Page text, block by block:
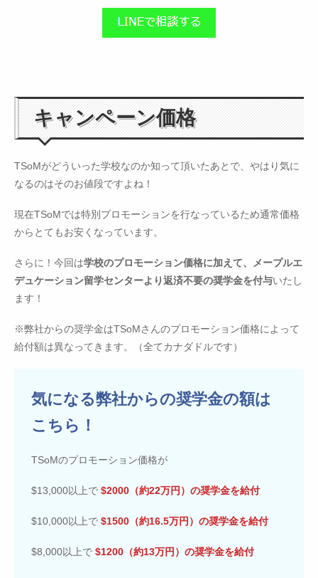
キャンペーン価格
TSoMがどういった学校なのか知って頂いたあとで、やはり気に
なるのはそのお値段ですよね！
現在TSoMでは特別プロモーションを行なっているため通常価格
からとてもお安くなっています。
さらに！今回は学校のプロモーション価格に加えて、メープルエ
デュケーション留学センターより返済不要の奨学金を付与いたし
ます！
※弊社からの奨学金はTSoMさんのプロモーション価格によって
給付額は異なってきます。（全てカナダドルです）
気になる弊社からの奨学金の額は
こちら！
TSoMのプロモーション価格が
$13,000以上で $2000（約22万円）の奨学金を給付
$10,000以上で $1500（約16.5万円）の奨学金を給付
$8,000以上で $1200（約13万円）の奨学金を給付